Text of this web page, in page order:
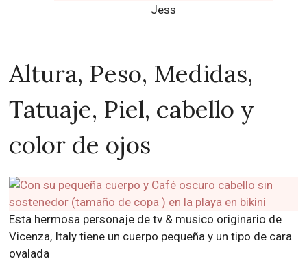
Jess
Altura, Peso, Medidas,
Tatuaje, Piel, cabello y
color de ojos
Esta hermosa personaje de tv & musico originario de
Vicenza, Italy tiene un cuerpo pequeña y un tipo de cara
ovalada